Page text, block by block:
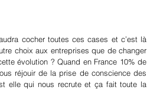
cocher toutes ces cases et c’est là
choix aux entreprises que de changer
évolution ? Quand en France 10% de
réjouir de la prise de conscience des
elle qui nous recrute et ça fait toute la